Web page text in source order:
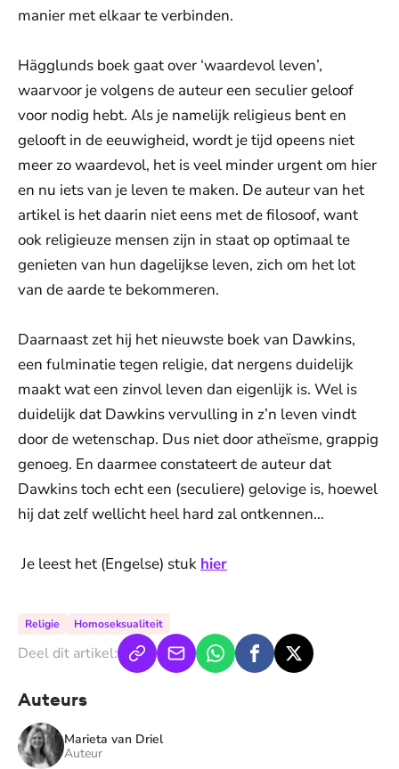
manier met elkaar te verbinden.
Hägglunds boek gaat over ‘waardevol leven’,
waarvoor je volgens de auteur een seculier geloof
voor nodig hebt. Als je namelijk religieus bent en
gelooft in de eeuwigheid, wordt je tijd opeens niet
meer zo waardevol, het is veel minder urgent om hier
en nu iets van je leven te maken. De auteur van het
artikel is het daarin niet eens met de filosoof, want
ook religieuze mensen zijn in staat op optimaal te
genieten van hun dagelijkse leven, zich om het lot
van de aarde te bekommeren.
Daarnaast zet hij het nieuwste boek van Dawkins,
een fulminatie tegen religie, dat nergens duidelijk
maakt wat een zinvol leven dan eigenlijk is. Wel is
duidelijk dat Dawkins vervulling in z’n leven vindt
door de wetenschap. Dus niet door atheïsme, grappig
genoeg. En daarmee constateert de auteur dat
Dawkins toch echt een (seculiere) gelovige is, hoewel
hij dat zelf wellicht heel hard zal ontkennen…
Je leest het (Engelse) stuk hier
Religie Homoseksualiteit
Deel dit artikel:
Auteurs
Marieta van Driel
Auteur